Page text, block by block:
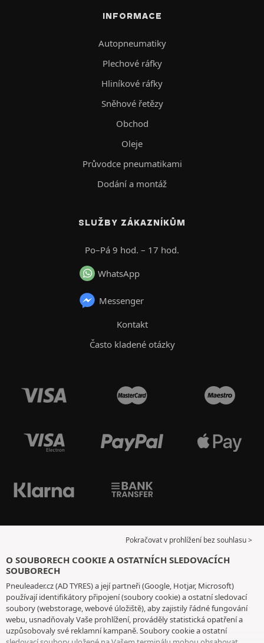
INFORMACE
Autopneumatiky
Plechové ráfky
Hliníkové ráfky
Sněhové řetězy
Obchod
Oleje
Průvodce pneumatikami
Dodání a montáž
SLUŽBY ZÁKAZNÍKŮM
Po–Pá 9 hod. – 17 hod.
WhatsApp
Messenger
Kontakt
Často kladené otázky
Pokračovat v prohlížení bez souhlasu >
O SOUBORECH COOKIE A OSTATNÍCH SLEDOVACÍCH
SOUBORECH
Pneuleader.cz (AD TYRES) a její partneři (Google, Hotjar, Microsoft)
používají identifikátory připojení (soubory cookie) a ostatní sledovací
soubory (webstorage, webové úložiště), aby zajistily řádné fungování
webu, usnadňovaly Vaše prohlížení, prováděly statistická opatření a
uzpůsobovaly své reklamní kampaně. Soubory cookie a ostatní